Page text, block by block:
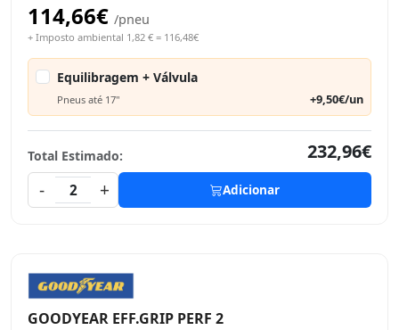
114,66€ /pneu
+ Imposto ambiental 1,82 € = 116,48€
Equilibragem + Válvula
Pneus até 17" +9,50€/un
Total Estimado:
232,96€
-
2 + Adicionar
GOODYEAR EFF.GRIP PERF 2